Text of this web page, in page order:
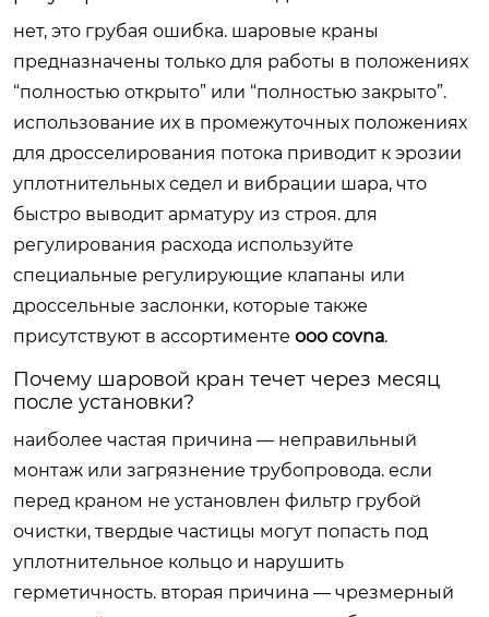
нет, это грубая ошибка. шаровые краны
предназначены только для работы в положениях
“полностью открыто” или “полностью закрыто”.
использование их в промежуточных положениях
для дросселирования потока приводит к эрозии
уплотнительных седел и вибрации шара, что
быстро выводит арматуру из строя. для
регулирования расхода используйте
специальные регулирующие клапаны или
дроссельные заслонки, которые также
присутствуют в ассортименте ооо covna.
Почему шаровой кран течет через месяц
после установки?
наиболее частая причина — неправильный
монтаж или загрязнение трубопровода. если
перед краном не установлен фильтр грубой
очистки, твердые частицы могут попасть под
уплотнительное кольцо и нарушить
герметичность. вторая причина — чрезмерный